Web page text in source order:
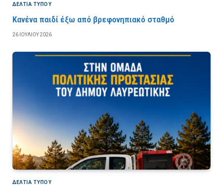
ΔΕΛΤΙΑ ΤΥΠΟΥ
Κανένα παιδί έξω από βρεφονηπιακό σταθμό
26 ΙΟΥΛΊΟΥ 2026
ΔΕΛΤΙΑ ΤΥΠΟΥ